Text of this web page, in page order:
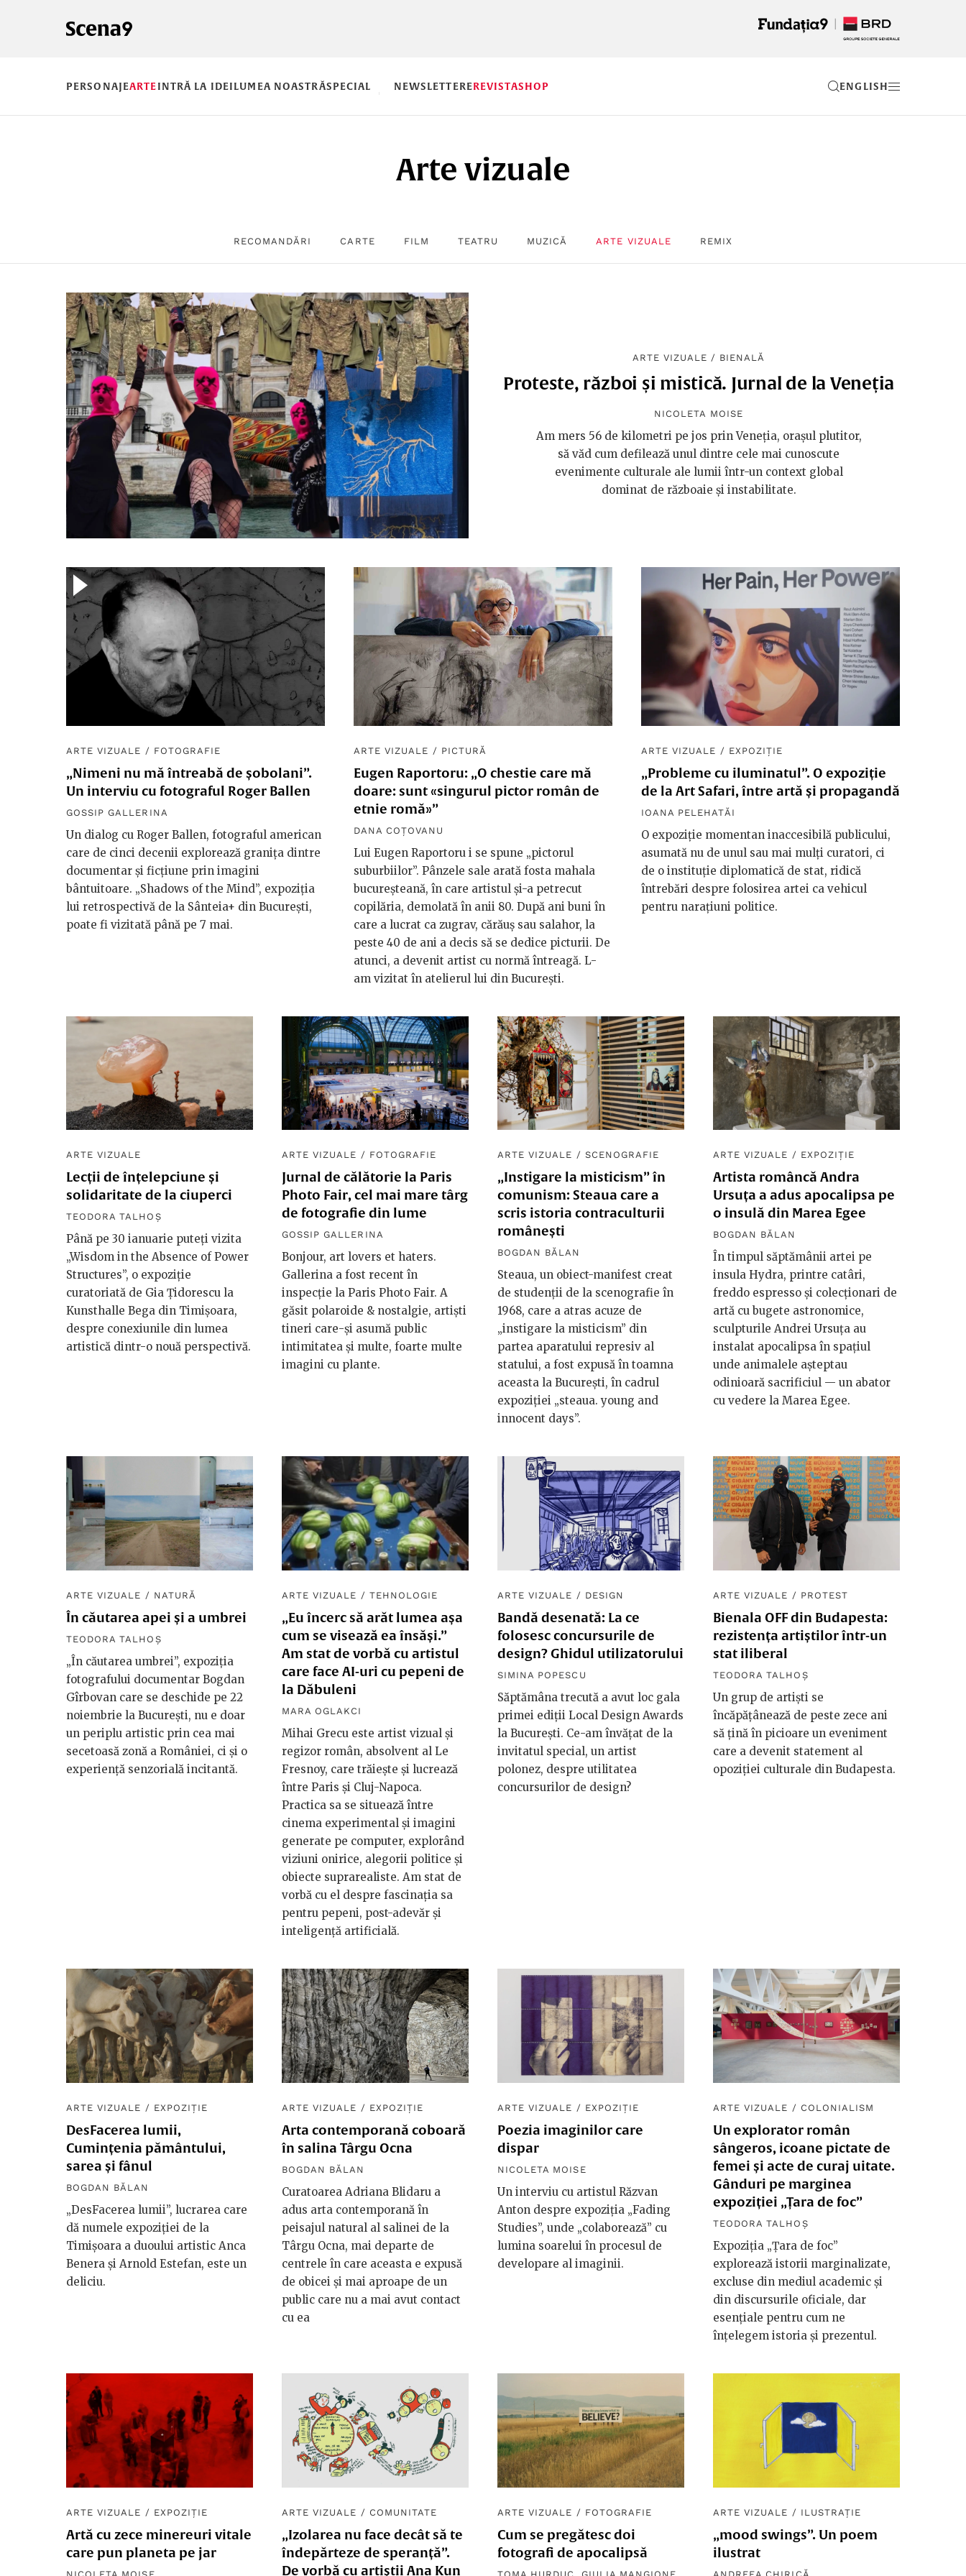
PERSONAJEARTEINTRĂ LA IDEILUMEA NOASTRĂSPECIAL NEWSLETTEREREVISTASHOP EN
Arte vizuale
RECOMANDĂRI CARTE FILM TEATRU MUZICĂ ARTE VIZUALE REMIX
ARTE VIZUALE / BIENALĂ
Proteste, război și mistică. Jurnal de la Veneția
NICOLETA MOISE
Am mers 56 de kilometri pe jos prin Veneția, orașul plutitor,
să văd cum defilează unul dintre cele mai cunoscute
evenimente culturale ale lumii într-un context global
dominat de războaie și instabilitate.
ARTE VIZUALE / FOTOGRAFIE
„Nimeni nu mă întreabă de șobolani”.
Un interviu cu fotograful Roger Ballen
GOSSIP GALLERINA
Un dialog cu Roger Ballen, fotograful american
care de cinci decenii explorează granița dintre
documentar și ficțiune prin imagini
bântuitoare. „Shadows of the Mind”, expoziția
lui retrospectivă de la Sânteia+ din București,
poate fi vizitată până pe 7 mai.
ARTE VIZUALE / PICTURĂ
Eugen Raportoru: „O chestie care mă
doare: sunt «singurul pictor român de
etnie romă»”
DANA COȚOVANU
Lui Eugen Raportoru i se spune „pictorul
suburbiilor”. Pânzele sale arată fosta mahala
bucureșteană, în care artistul și-a petrecut
copilăria, demolată în anii 80. După ani buni în
care a lucrat ca zugrav, cărăuș sau salahor, la
peste 40 de ani a decis să se dedice picturii. De
atunci, a devenit artist cu normă întreagă. L-
am vizitat în atelierul lui din București.
ARTE VIZUALE / EXPOZIȚIE
„Probleme cu iluminatul”. O expoziție
de la Art Safari, între artă și propagandă
IOANA PELEHATĂI
O expoziție momentan inaccesibilă publicului,
asumată nu de unul sau mai mulți curatori, ci
de o instituție diplomatică de stat, ridică
întrebări despre folosirea artei ca vehicul
pentru narațiuni politice.
ARTE VIZUALE
Lecții de înțelepciune și
solidaritate de la ciuperci
TEODORA TALHOȘ
Până pe 30 ianuarie puteți vizita
„Wisdom in the Absence of Power
Structures”, o expoziție
curatoriată de Gia Țidorescu la
Kunsthalle Bega din Timișoara,
despre conexiunile din lumea
artistică dintr-o nouă perspectivă.
ARTE VIZUALE / FOTOGRAFIE
Jurnal de călătorie la Paris
Photo Fair, cel mai mare târg
de fotografie din lume
GOSSIP GALLERINA
Bonjour, art lovers et haters.
Gallerina a fost recent în
inspecție la Paris Photo Fair. A
găsit polaroide & nostalgie, artiști
tineri care-și asumă public
intimitatea și multe, foarte multe
imagini cu plante.
ARTE VIZUALE / SCENOGRAFIE
„Instigare la misticism” în
comunism: Steaua care a
scris istoria contraculturii
românești
BOGDAN BĂLAN
Steaua, un obiect-manifest creat
de studenții de la scenografie în
1968, care a atras acuze de
„instigare la misticism” din
partea aparatului represiv al
statului, a fost expusă în toamna
aceasta la București, în cadrul
expoziției „steaua. young and
innocent days”.
ARTE VIZUALE / EXPOZIȚIE
Artista româncă Andra
Ursuța a adus apocalipsa pe
o insulă din Marea Egee
BOGDAN BĂLAN
În timpul săptămânii artei pe
insula Hydra, printre catâri,
freddo espresso și colecționari de
artă cu bugete astronomice,
sculpturile Andrei Ursuța au
instalat apocalipsa în spațiul
unde animalele așteptau
odinioară sacrificiul — un abator
cu vedere la Marea Egee.
ARTE VIZUALE / NATURĂ
În căutarea apei și a umbrei
TEODORA TALHOȘ
„În căutarea umbrei”, expoziția
fotografului documentar Bogdan
Gîrbovan care se deschide pe 22
noiembrie la București, nu e doar
un periplu artistic prin cea mai
secetoasă zonă a României, ci și o
experiență senzorială incitantă.
ARTE VIZUALE / TEHNOLOGIE
„Eu încerc să arăt lumea așa
cum se visează ea însăși.”
Am stat de vorbă cu artistul
care face AI-uri cu pepeni de
la Dăbuleni
MARA OGLAKCI
Mihai Grecu este artist vizual și
regizor român, absolvent al Le
Fresnoy, care trăiește și lucrează
între Paris și Cluj-Napoca.
Practica sa se situează între
cinema experimental și imagini
generate pe computer, explorând
viziuni onirice, alegorii politice și
obiecte suprarealiste. Am stat de
vorbă cu el despre fascinația sa
pentru pepeni, post-adevăr și
inteligență artificială.
ARTE VIZUALE / DESIGN
Bandă desenată: La ce
folosesc concursurile de
design? Ghidul utilizatorului
SIMINA POPESCU
Săptămâna trecută a avut loc gala
primei ediții Local Design Awards
la București. Ce-am învățat de la
invitatul special, un artist
polonez, despre utilitatea
concursurilor de design?
ARTE VIZUALE / PROTEST
Bienala OFF din Budapesta:
rezistența artiștilor într-un
stat iliberal
TEODORA TALHOȘ
Un grup de artiști se
încăpățânează de peste zece ani
să țină în picioare un eveniment
care a devenit statement al
opoziției culturale din Budapesta.
ARTE VIZUALE / EXPOZIȚIE
DesFacerea lumii,
Cumințenia pământului,
sarea și fânul
BOGDAN BĂLAN
„DesFacerea lumii”, lucrarea care
dă numele expoziției de la
Timișoara a duoului artistic Anca
Benera și Arnold Estefan, este un
deliciu.
ARTE VIZUALE / EXPOZIȚIE
Arta contemporană coboară
în salina Târgu Ocna
BOGDAN BĂLAN
Curatoarea Adriana Blidaru a
adus arta contemporană în
peisajul natural al salinei de la
Târgu Ocna, mai departe de
centrele în care aceasta e expusă
de obicei și mai aproape de un
public care nu a mai avut contact
cu ea
ARTE VIZUALE / EXPOZIȚIE
Poezia imaginilor care
dispar
NICOLETA MOISE
Un interviu cu artistul Răzvan
Anton despre expoziția „Fading
Studies”, unde „colaborează” cu
lumina soarelui în procesul de
developare al imaginii.
ARTE VIZUALE / COLONIALISM
Un explorator român
sângeros, icoane pictate de
femei și acte de curaj uitate.
Gânduri pe marginea
expoziției „Țara de foc”
TEODORA TALHOȘ
Expoziția „Țara de foc”
explorează istorii marginalizate,
excluse din mediul academic și
din discursurile oficiale, dar
esențiale pentru cum ne
înțelegem istoria și prezentul.
ARTE VIZUALE / EXPOZIȚIE
Artă cu zece minereuri vitale
care pun planeta pe jar
ARTE VIZUALE / COMUNITATE
„Izolarea nu face decât să te
îndepărteze de speranță”.
De vorbă cu artiștii Ana Kun
ARTE VIZUALE / FOTOGRAFIE
Cum se pregătesc doi
fotografi de apocalipsă
ARTE VIZUALE / ILUSTRAȚIE
„mood swings”. Un poem
ilustrat